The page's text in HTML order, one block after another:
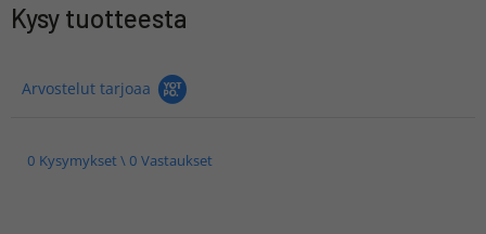
Kysy tuotteesta
Arvostelut tarjoaa
0 Kysymykset \ 0 Vastaukset